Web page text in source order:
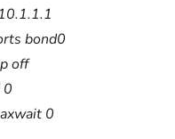
bond0
off
0
0